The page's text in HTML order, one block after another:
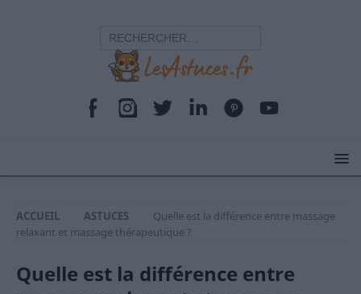
ACCUEIL ASTUCES
Quelle est la différence entre massage
relaxant et massage thérapeutique ?
Quelle est la différence entre